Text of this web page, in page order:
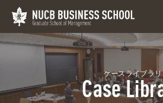
ケースライブラリ
Case